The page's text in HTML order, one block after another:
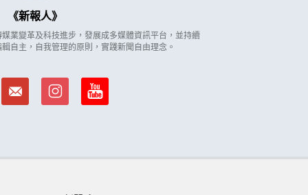
新報人
業變革及科技進步，發展成多媒體資訊平台，並持續
自主，自我管理的原則，實踐新聞自由理念。